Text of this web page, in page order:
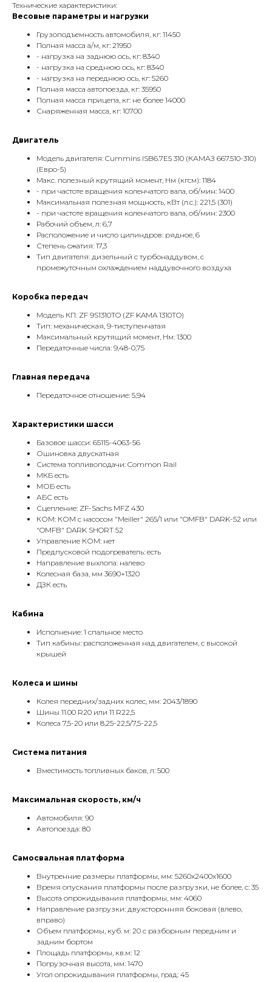
Технические характеристики:
Весовые параметры и нагрузки
Грузоподъемность автомобиля, кг: 11450
Полная масса а/м, кг: 21950
- нагрузка на заднюю ось, кг: 8340
- нагрузка на среднюю ось, кг: 8340
- нагрузка на переднюю ось, кг: 5260
Полная масса автопоезда, кг: 35950
Полная масса прицепа, кг: не более 14000
Снаряженная масса, кг: 10700
Двигатель
Модель двигателя: Cummins ISB6.7E5 310 (КАМАЗ 667.510-310)
(Евро-5)
Макс. полезный крутящий момент, Нм (кгсм): 1184
- при частоте вращения коленчатого вала, об/мин: 1400
Максимальная полезная мощность, кВт (л.с.): 221,5 (301)
- при частоте вращения коленчатого вала, об/мин: 2300
Рабочий объем, л: 6,7
Расположение и число цилиндров: рядное, 6
Степень сжатия: 17,3
Тип двигателя: дизельный с турбонаддувом, с
промежуточным охлаждением наддувочного воздуха
Коробка передач
Модель КП: ZF 9S1310TO (ZF KAMA 1310TO)
Тип: механическая, 9-тиступенчатая
Максимальный крутящий момент, Нм: 1300
Передаточные числа: 9,48-0,75
Главная передача
Передаточное отношение: 5,94
Характеристики шасси
Базовое шасси: 65115-4063-56
Ошиновка двускатная
Система топливоподачи: Common Rail
МКБ есть
МОБ есть
АБС есть
Сцепление: ZF-Sachs MFZ 430
КОМ: КОМ с насосом "Meiller" 265/1 или "OMFB" DARK-52 или
"OMFB" DARK SHORT 52
Управление КОМ: нет
Предпусковой подогреватель: есть
Направление выхлопа: налево
Колесная база, мм 3690+1320
ДЗК есть
Кабина
Исполнение: 1 спальное место
Тип кабины: расположенная над двигателем, с высокой
крышей
Колеса и шины
Колея передних/задних колес, мм: 2043/1890
Шины 11.00 R20 или 11 R22,5
Колеса 7,5-20 или 8,25-22,5/7,5-22,5
Система питания
Вместимость топливных баков, л: 500
Максимальная скорость, км/ч
Автомобиля: 90
Автопоезда: 80
Самосвальная платформа
Внутренние размеры платформы, мм: 5260х2400х1600
Время опускания платформы после разгрузки, не более, с: 35
Высота опрокидывания платформы, мм: 4060
Направление разгрузки: двухсторонняя боковая (влево,
вправо)
Объем платформы, куб. м: 20 с разборным передним и
задним бортом
Площадь платформы, кв.м: 12
Погрузочная высота, мм: 1470
Угол опрокидывания платформы, град: 45